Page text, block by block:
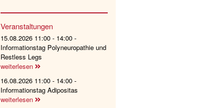
Veranstaltungen
15.08.2026 11:00 - 14:00 -
Informationstag Polyneuropathie und
Restless Legs
weiterlesen
16.08.2026 11:00 - 14:00 -
Informationstag Adipositas
weiterlesen